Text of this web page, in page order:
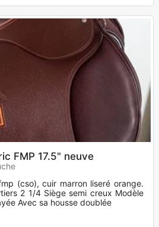
FMP 17.5" neuve
(cso), cuir marron liseré orange.
2 1/4 Siège semi creux Modèle
Avec sa housse doublée